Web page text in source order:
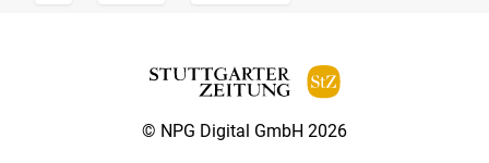
© NPG Digital GmbH 2026